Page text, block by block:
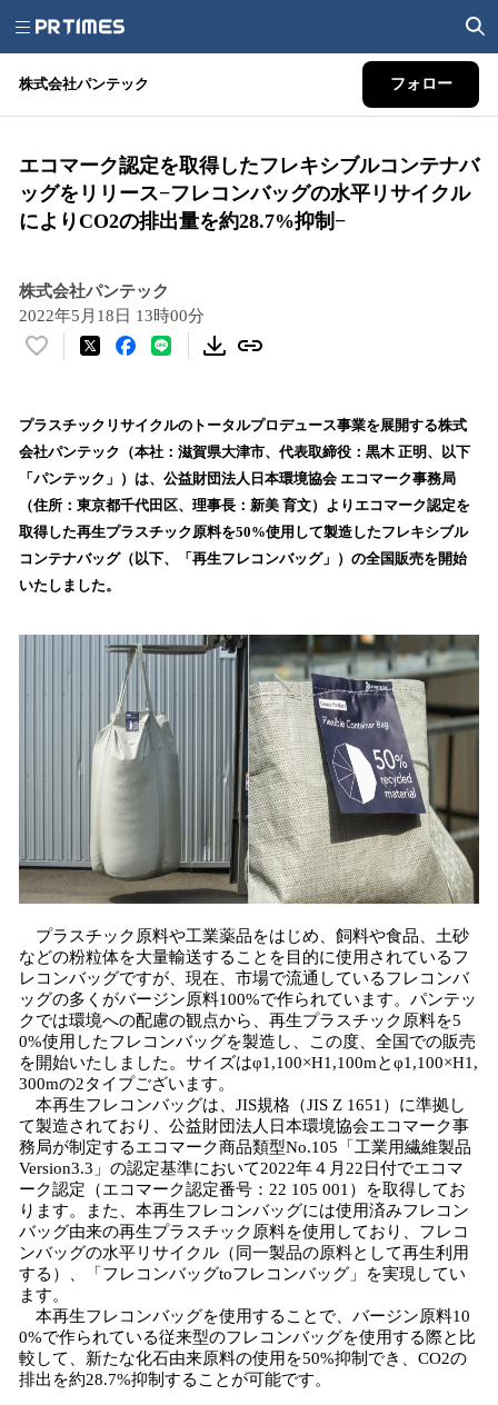
株式会社パンテック フォロー
エコマーク認定を取得したフレキシブルコンテナバ
ッグをリリース−フレコンバッグの水平リサイクル
によりCO2の排出量を約28.7%抑制−
株式会社パンテック
2022年5月18日 13時00分
い
！
数
を
読
込
み
中
す
プラスチックリサイクルのトータルプロデュース事業を展開する株式
会社パンテック（本社：滋賀県大津市、代表取締役：黒木 正明、以下
「パンテック」）は、公益財団法人日本環境協会 エコマーク事務局
（住所：東京都千代田区、理事長：新美 育文）よりエコマーク認定を
取得した再生プラスチック原料を50%使用して製造したフレキシブル
コンテナバッグ（以下、「再生フレコンバッグ」）の全国販売を開始
いたしました。
プラスチック原料や工業薬品をはじめ、飼料や食品、土砂
などの粉粒体を大量輸送することを目的に使用されているフ
レコンバッグですが、現在、市場で流通しているフレコンバ
ッグの多くがバージン原料100%で作られています。パンテッ
クでは環境への配慮の観点から、再生プラスチック原料を5
0%使用したフレコンバッグを製造し、この度、全国での販売
を開始いたしました。サイズはφ1,100×H1,100mとφ1,100×H1,
300mの2タイプございます。
本再生フレコンバッグは、JIS規格（JIS Z 1651）に準拠し
て製造されており、公益財団法人日本環境協会エコマーク事
務局が制定するエコマーク商品類型No.105「工業用繊維製品
Version3.3」の認定基準において2022年４月22日付でエコマ
ーク認定（エコマーク認定番号：22 105 001）を取得してお
ります。また、本再生フレコンバッグには使用済みフレコン
バッグ由来の再生プラスチック原料を使用しており、フレコ
ンバッグの水平リサイクル（同一製品の原料として再生利用
する）、「フレコンバッグtoフレコンバッグ」を実現してい
ます。
本再生フレコンバッグを使用することで、バージン原料10
0%で作られている従来型のフレコンバッグを使用する際と比
較して、新たな化石由来原料の使用を50%抑制でき、CO2の
排出を約28.7%抑制することが可能です。